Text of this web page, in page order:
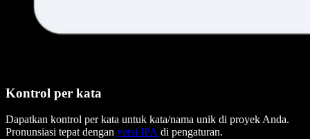
Kontrol per kata
Dapatkan kontrol per kata untuk kata/nama unik di proyek Anda.
Pronunsiasi tepat dengan versi IPA di pengaturan.